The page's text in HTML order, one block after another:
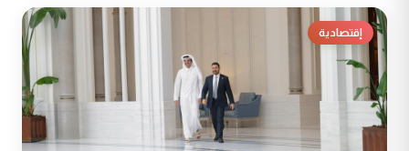
إقتصادية